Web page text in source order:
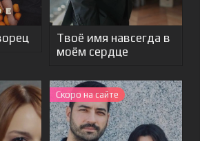
Твоё имя навсегда в
моём сердце
Cкоро на сайте